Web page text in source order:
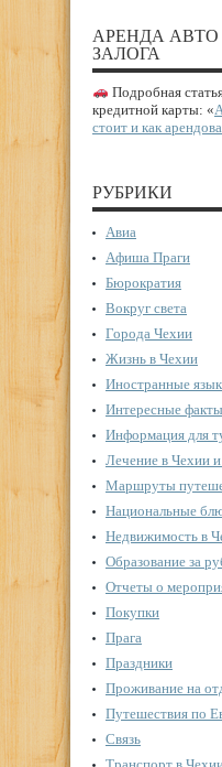
АРЕНДА
ЗАЛОГА
Подробная
кредитной карты: «
стоит и как
РУБРИКИ
Авиа
Афиша Праги
Бюрократия
Вокруг света
Города Чехии
Жизнь в Чехии
Иностранные
Интересные
Информация для
Лечение в Чехии
Маршруты
Национальные
Недвижимость в
Образование за
Отчеты о
Покупки
Прага
Праздники
Проживание на
Путешествия по
Связь